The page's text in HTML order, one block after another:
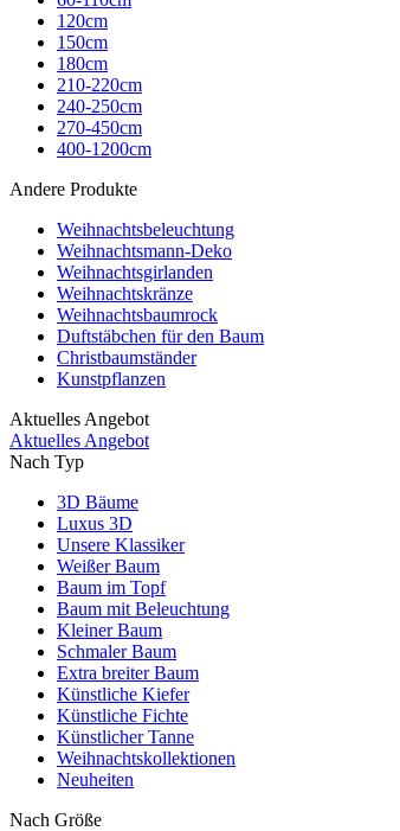
120cm
150cm
180cm
210-220cm
240-250cm
270-450cm
400-1200cm
Andere Produkte
Weihnachtsbeleuchtung
Weihnachtsmann-Deko
Weihnachtsgirlanden
Weihnachtskränze
Weihnachtsbaumrock
Duftstäbchen für den Baum
Christbaumständer
Kunstpflanzen
Aktuelles Angebot
Aktuelles Angebot
Nach Typ
3D Bäume
Luxus 3D
Unsere Klassiker
Weißer Baum
Baum im Topf
Baum mit Beleuchtung
Kleiner Baum
Schmaler Baum
Extra breiter Baum
Künstliche Kiefer
Künstliche Fichte
Künstlicher Tanne
Weihnachtskollektionen
Neuheiten
Nach Größe